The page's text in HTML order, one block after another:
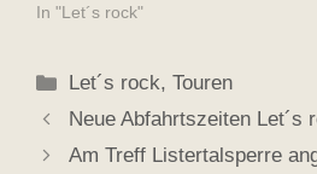
In "Let´s rock"
Kategorien
Let´s rock,Touren
Neue Abfahrtszeiten Let´s
Am Treff Listertalsperre